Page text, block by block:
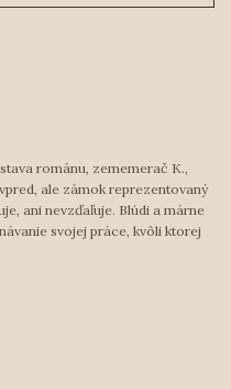
románu, zememerač K.,
ale zámok reprezentovaný
ani nevzďaľuje. Blúdi a márne
svojej práce, kvôli ktorej